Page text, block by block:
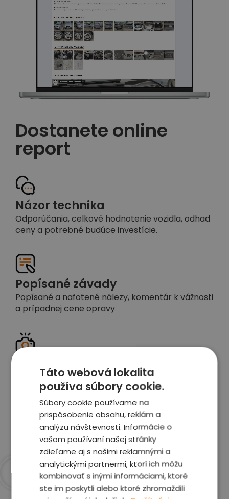
Dostanete online
report
Názor technika
Odporúčania, celkové hodnotenie vozidla, odhad
ceny a potrebné budúce investície.
Popísané závady
Popísané a nafotené nálezy, komentár k vážnosti
a prípadnej cene opravy
Celé auto z exteriéru aj interiéru nafotíme
vrátane závad a poškodení
Zobraziť report
Táto webová lokalita
používa súbory cookie.
Súbory cookie používame na
prispôsobenie obsahu, reklám a
analýzu návštevnosti. Informácie o
vašom používaní našej stránky
zdieľame aj s našimi reklamnými a
analytickými partnermi, ktorí ich môžu
kombinovať s inými informáciami, ktoré
ste im poskytli alebo ktoré zhromaždili